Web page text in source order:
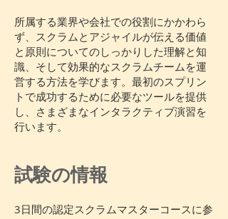
所属する業界や会社での役割にかかわら
ず、スクラムとアジャイルが伝える価値
と原則についてのしっかりした理解と知
識、そして効果的なスクラムチームを運
営する方法を学びます。最初のスプリン
トで成功するために必要なツールを提供
し、さまざまなインタラクティブ演習を
行います。
試験の情報
3日間の認定スクラムマスターコースに参